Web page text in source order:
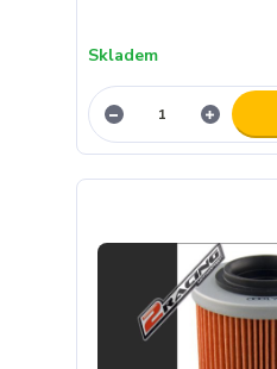
Skladem